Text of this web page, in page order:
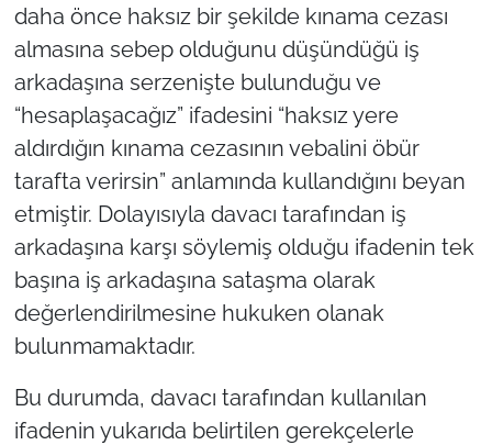
daha önce haksız bir şekilde kınama cezası
almasına sebep olduğunu düşündüğü iş
arkadaşına serzenişte bulunduğu ve
“hesaplaşacağız” ifadesini “haksız yere
aldırdığın kınama cezasının vebalini öbür
tarafta verirsin” anlamında kullandığını beyan
etmiştir. Dolayısıyla davacı tarafından iş
arkadaşına karşı söylemiş olduğu ifadenin tek
başına iş arkadaşına sataşma olarak
değerlendirilmesine hukuken olanak
bulunmamaktadır.
Bu durumda, davacı tarafından kullanılan
ifadenin yukarıda belirtilen gerekçelerle